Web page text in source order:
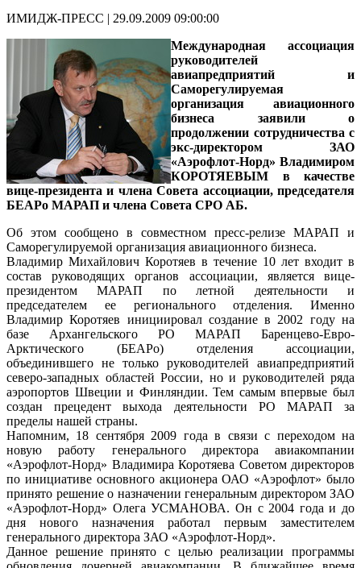
ИМИДЖ-ПРЕСС | 29.09.2009 09:00:00
Международная ассоциация
руководителей
авиапредприятий и
Саморегулируемая
организация авиационного
бизнеса заявили о
продолжении сотрудничества с
экс-директором ЗАО
«Аэрофлот-Норд» Владимиром
КОРОТЯЕВЫМ в качестве
вице-президента и члена Совета ассоциации, председателя
БЕАРо МАРАП и члена Совета СРО АБ.
Об этом сообщено в совместном пресс-релизе МАРАП и
Саморегулируемой организация авиационного бизнеса.
Владимир Михайлович Коротяев в течение 10 лет входит в
состав руководящих органов ассоциации, является вице-
президентом МАРАП по летной деятельности и
председателем ее регионального отделения. Именно
Владимир Коротяев инициировал создание в 2002 году на
базе Архангельского РО МАРАП Баренцево-Евро-
Арктического (БЕАРо) отделения ассоциации,
объединившего не только руководителей авиапредприятий
северо-западных областей России, но и руководителей ряда
аэропортов Швеции и Финляндии. Тем самым впервые был
создан прецедент выхода деятельности РО МАРАП за
пределы нашей страны.
Напомним, 18 сентября 2009 года в связи с переходом на
новую работу генерального директора авиакомпании
«Аэрофлот-Норд» Владимира Коротяева Советом директоров
по инициативе основного акционера ОАО «Аэрофлот» было
принято решение о назначении генеральным директором ЗАО
«Аэрофлот-Норд» Олега УСМАНОВА. Он с 2004 года и до
дня нового назначения работал первым заместителем
генерального директора ЗАО «Аэрофлот-Норд».
Данное решение принято с целью реализации программы